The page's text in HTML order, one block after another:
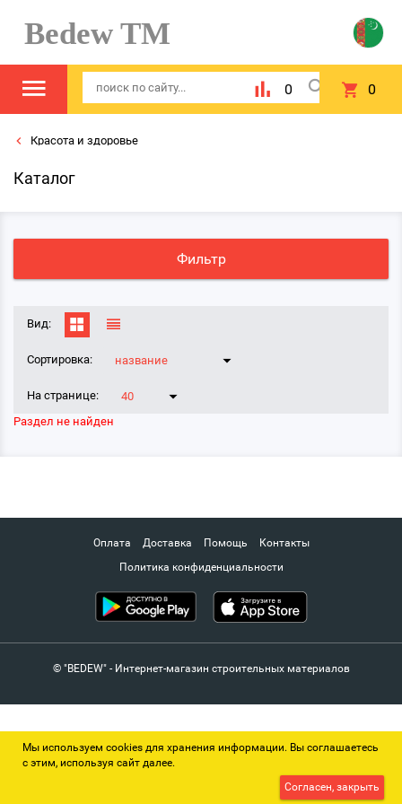
Bedew TM
0 0
Красота и здоровье
Каталог
Фильтр
Вид:
Сортировка: название
На странице:
40
Раздел не найден
Оплата Доставка Помощь
Контакты
Политика конфиденциальности
© "BEDEW" - Интернет-магазин строительных материалов
Мы используем cookies для хранения информации. Вы соглашаетесь
с этим, используя сайт далее.
Согласен, закрыть